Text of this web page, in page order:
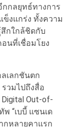
กกลยุทธ์ทางการ
ข็งแกร่ง ทั้งความ
กใกล้ชิดกับ
นที่เชื่อมโยง
เลกชันตก
วมไปถึงสื่อ
Out-of-
พ “เบบี้ แซนเด
กหลายคาแรก